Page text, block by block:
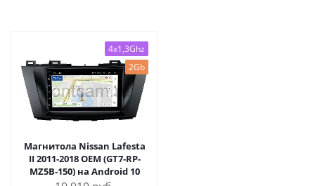
4x1,3Ghz
2Gb
Магнитола Nissan Lafesta
II 2011-2018 OEM (GT7-RP-
MZ5B-150) на Android 10